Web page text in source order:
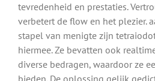
tevredenheid en prestaties.
verbetert de flow en het plezier.
stapel van menigte zijn
hiermee. Ze bevatten ook
diverse bedragen, waardoor ze
bieden. De oplossing gelijk